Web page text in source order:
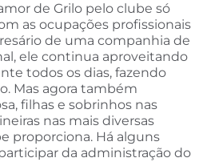
de Grilo pelo clube só
as ocupações profissionais
de uma companhia de
ele continua aproveitando
todos os dias, fazendo
Mas agora também
filhas e sobrinhos nas
nas mais diversas
proporciona. Há alguns
da administração do